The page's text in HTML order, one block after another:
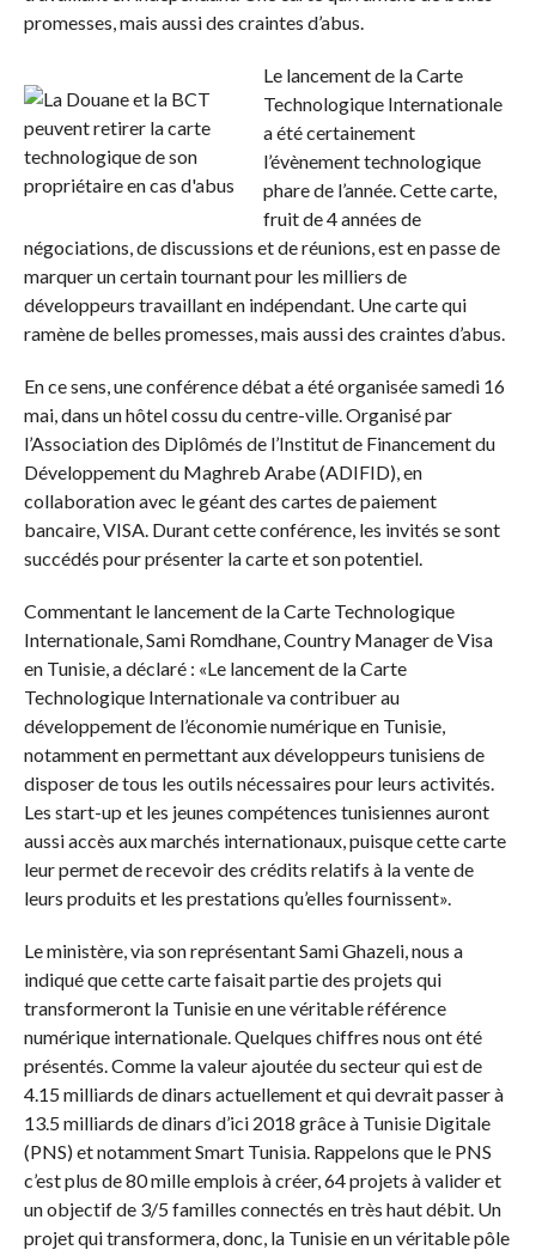
promesses, mais aussi des craintes d’abus.
Le lancement de la Carte
Technologique Internationale
a été certainement
l’évènement technologique
phare de l’année. Cette carte,
fruit de 4 années de
négociations, de discussions et de réunions, est en passe de
marquer un certain tournant pour les milliers de
développeurs travaillant en indépendant. Une carte qui
ramène de belles promesses, mais aussi des craintes d’abus.
En ce sens, une conférence débat a été organisée samedi 16
mai, dans un hôtel cossu du centre-ville. Organisé par
l’Association des Diplômés de l’Institut de Financement du
Développement du Maghreb Arabe (ADIFID), en
collaboration avec le géant des cartes de paiement
bancaire, VISA. Durant cette conférence, les invités se sont
succédés pour présenter la carte et son potentiel.
Commentant le lancement de la Carte Technologique
Internationale, Sami Romdhane, Country Manager de Visa
en Tunisie, a déclaré : «Le lancement de la Carte
Technologique Internationale va contribuer au
développement de l’économie numérique en Tunisie,
notamment en permettant aux développeurs tunisiens de
disposer de tous les outils nécessaires pour leurs activités.
Les start-up et les jeunes compétences tunisiennes auront
aussi accès aux marchés internationaux, puisque cette carte
leur permet de recevoir des crédits relatifs à la vente de
leurs produits et les prestations qu’elles fournissent».
Le ministère, via son représentant Sami Ghazeli, nous a
indiqué que cette carte faisait partie des projets qui
transformeront la Tunisie en une véritable référence
numérique internationale. Quelques chiffres nous ont été
présentés. Comme la valeur ajoutée du secteur qui est de
4.15 milliards de dinars actuellement et qui devrait passer à
13.5 milliards de dinars d’ici 2018 grâce à Tunisie Digitale
(PNS) et notamment Smart Tunisia. Rappelons que le PNS
c’est plus de 80 mille emplois à créer, 64 projets à valider et
un objectif de 3/5 familles connectés en très haut débit. Un
projet qui transformera, donc, la Tunisie en un véritable pôle